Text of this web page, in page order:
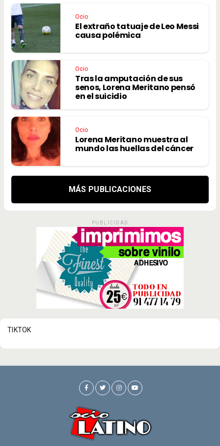
Ocio
El extraño tatuaje de Leo Messi
causa polémica
Ocio
Tras la amputación de sus
senos, Lorena Meritano pensó
en el suicidio
Ocio
Lorena Meritano muestra al
mundo las huellas del cáncer
MÁS PUBLICACIONES
PUBLICIDAD
TIKTOK